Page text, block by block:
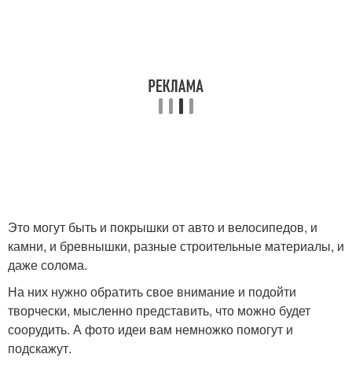
Это могут быть и покрышки от авто и велосипедов, и
камни, и бревнышки, разные строительные материалы, и
даже солома.
На них нужно обратить свое внимание и подойти
творчески, мысленно представить, что можно будет
соорудить. А фото идеи вам немножко помогут и
подскажут.